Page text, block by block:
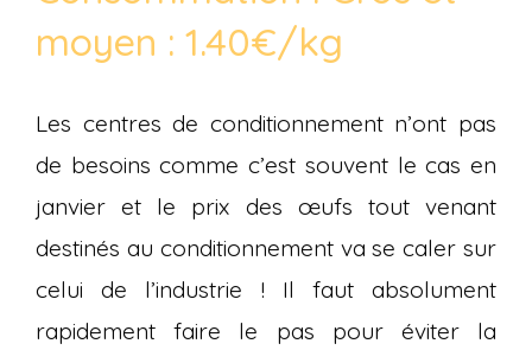
moyen : 1.40€/kg
Les centres de conditionnement n’ont pas
de besoins comme c’est souvent le cas en
janvier et le prix des œufs tout venant
destinés au conditionnement va se caler sur
celui de l’industrie ! Il faut absolument
rapidement faire le pas pour éviter la